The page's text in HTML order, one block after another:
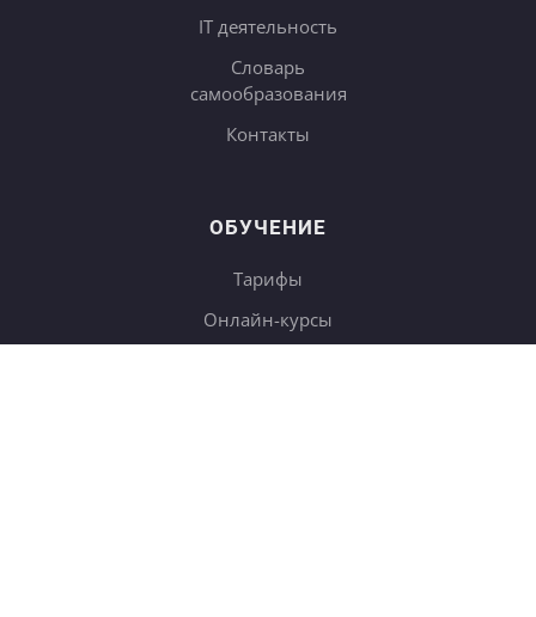
IT деятельность
Словарь
самообразования
Контакты
ОБУЧЕНИЕ
Тарифы
Онлайн-курсы